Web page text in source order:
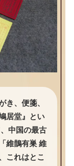
き、便箋、
居堂』とい
中国の最古
維鵲有巣 維
これはとこ